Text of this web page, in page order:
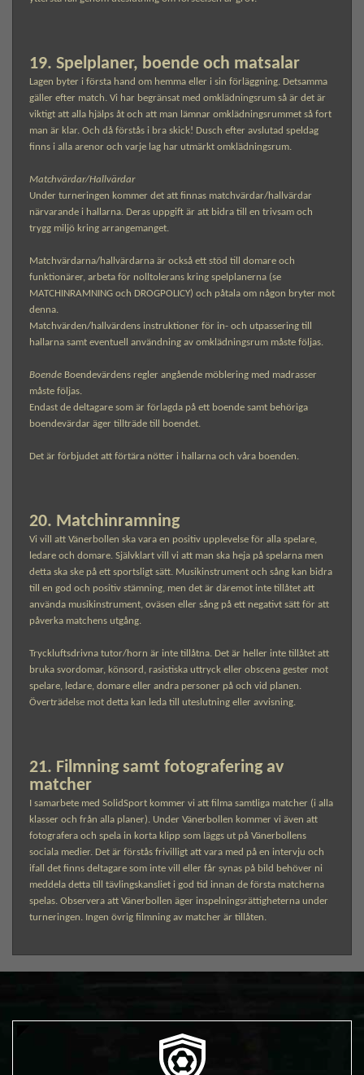
19. Spelplaner, boende och matsalar
Lagen byter i första hand om hemma eller i sin förläggning. Detsamma
gäller efter match. Vi har begränsat med omklädningsrum så är det är
viktigt att alla hjälps åt och att man lämnar omklädningsrummet så fort
man är klar. Och då förstås i bra skick! Dusch efter avslutad speldag
finns i alla arenor och varje lag har utmärkt omklädningsrum.
Matchvärdar/Hallvärdar
Under turneringen kommer det att finnas matchvärdar/hallvärdar
närvarande i hallarna. Deras uppgift är att bidra till en trivsam och
trygg miljö kring arrangemanget.
Matchvärdarna/hallvärdarna är också ett stöd till domare och
funktionärer, arbeta för nolltolerans kring spelplanerna (se
MATCHINRAMNING och DROGPOLICY) och påtala om någon bryter mot
denna.
Matchvärden/hallvärdens instruktioner för in- och utpassering till
hallarna samt eventuell användning av omklädningsrum måste följas.
Boende Boendevärdens regler angående möblering med madrasser
måste följas.
Endast de deltagare som är förlagda på ett boende samt behöriga
boendevärdar äger tillträde till boendet.
Det är förbjudet att förtära nötter i hallarna och våra boenden.
20. Matchinramning
Vi vill att Vänerbollen ska vara en positiv upplevelse för alla spelare,
ledare och domare. Självklart vill vi att man ska heja på spelarna men
detta ska ske på ett sportsligt sätt. Musikinstrument och sång kan bidra
till en god och positiv stämning, men det är däremot inte tillåtet att
använda musikinstrument, oväsen eller sång på ett negativt sätt för att
påverka matchens utgång.
Tryckluftsdrivna tutor/horn är inte tillåtna. Det är heller inte tillåtet att
bruka svordomar, könsord, rasistiska uttryck eller obscena gester mot
spelare, ledare, domare eller andra personer på och vid planen.
Överträdelse mot detta kan leda till uteslutning eller avvisning.
21. Filmning samt fotografering av
matcher
I samarbete med SolidSport kommer vi att filma samtliga matcher (i alla
klasser och från alla planer). Under Vänerbollen kommer vi även att
fotografera och spela in korta klipp som läggs ut på Vänerbollens
sociala medier. Det är förstås frivilligt att vara med på en intervju och
ifall det finns deltagare som inte vill eller får synas på bild behöver ni
meddela detta till tävlingskansliet i god tid innan de första matcherna
spelas. Observera att Vänerbollen äger inspelningsrättigheterna under
turneringen. Ingen övrig filmning av matcher är tillåten.